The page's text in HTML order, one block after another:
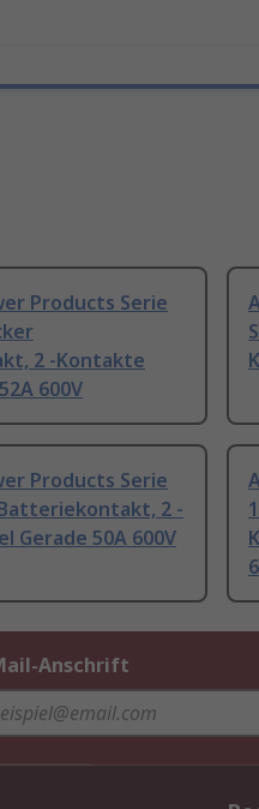
Products Serie
2 -Kontakte
600V
Products Serie
2 -
Gerade 50A 600V
Anschrift